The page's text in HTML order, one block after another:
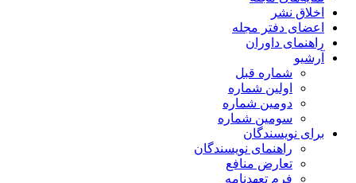
اخلاق نشر
اعضای دفتر مجله
راهنمای داوران
آرشیو
شماره قبل
اولین شماره
دومین شماره
سومین شماره
برای نویسندگان
راهنمای نویسندگان
تعارض منافع
فرم تعهدنامه